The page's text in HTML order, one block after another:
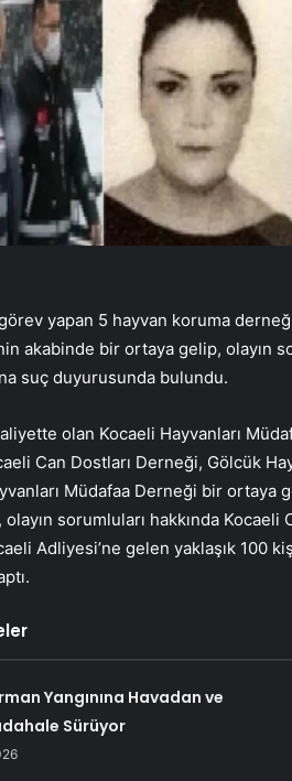
görev yapan 5 hayvan koruma
akabinde bir ortaya gelip, olayın
suç duyurusunda bulundu.
olan Kocaeli Hayvanları
Can Dostları Derneği, Gölcük
Müdafaa Derneği bir ortaya
sorumluları hakkında Kocaeli
Adliyesi’ne gelen yaklaşık 100
Yangınına Havadan ve
Sürüyor